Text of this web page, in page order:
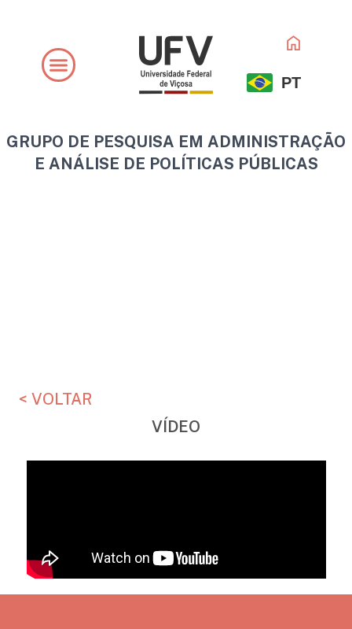
conteúdo
PT
GRUPO DE PESQUISA EM ADMINISTRAÇÃO
E ANÁLISE DE POLÍTICAS PÚBLICAS
< VOLTAR
VÍDEO